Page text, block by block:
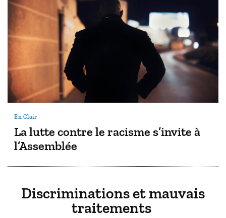
En Clair
La lutte contre le racisme s’invite à
l’Assemblée
Discriminations et mauvais
traitements